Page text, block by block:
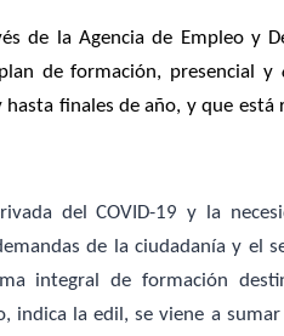
de la Agencia de Empleo y
de formación, presencial y
finales de año, y que
del COVID-19 y la
de la ciudadanía y el
integral de formación
indica la edil, se viene a